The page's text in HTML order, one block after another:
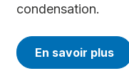
condensation.
En savoir plus